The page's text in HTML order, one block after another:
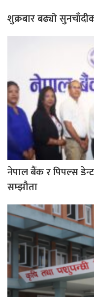
शुक्रबार बढ्यो
नेपाल बैंक र पिपल्स
सम्झौता